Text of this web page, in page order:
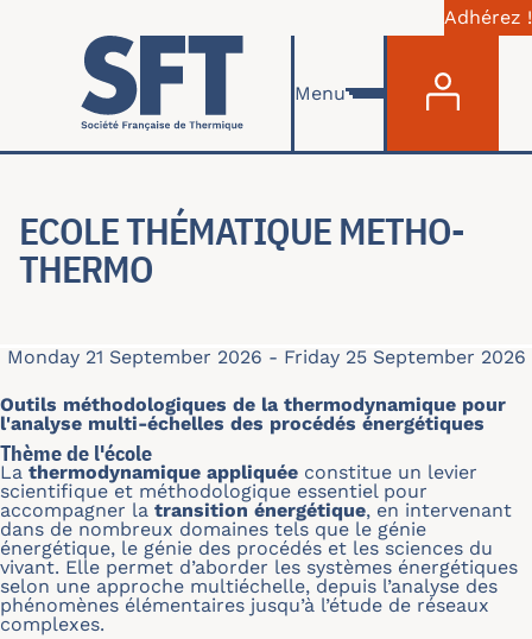
Skip to main content
Adhérez !
Menu
ECOLE THÉMATIQUE METHO-
THERMO
Monday 21 September 2026 - Friday 25 September 2026
Outils méthodologiques de la thermodynamique pour
l'analyse multi-échelles des procédés énergétiques
Thème de l'école
La thermodynamique appliquée constitue un levier
scientifique et méthodologique essentiel pour
accompagner la transition énergétique, en intervenant
dans de nombreux domaines tels que le génie
énergétique, le génie des procédés et les sciences du
vivant. Elle permet d’aborder les systèmes énergétiques
selon une approche multiéchelle, depuis l’analyse des
phénomènes élémentaires jusqu’à l’étude de réseaux
complexes.